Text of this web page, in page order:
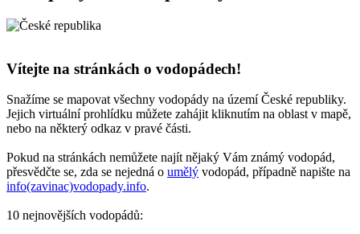
Vítejte na stránkách o vodopádech!
Snažíme se mapovat všechny vodopády na území České republiky.
Jejich virtuální prohlídku můžete zahájit kliknutím na oblast v mapě,
nebo na některý odkaz v pravé části.
Pokud na stránkách nemůžete najít nějaký Vám známý vodopád,
přesvědčte se, zda se nejedná o umělý vodopád, případně napište na
info(zavinac)vodopady.info.
10 nejnovějších vodopádů: